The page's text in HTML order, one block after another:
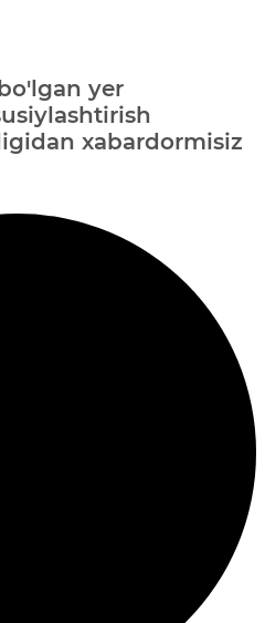
yer
xabardormisiz